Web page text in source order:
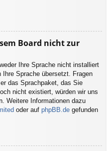
Board nicht zur
Ihre Sprache nicht installiert
Sprache übersetzt. Fragen
das Sprachpaket, das Sie
nicht existiert, würden wir uns
Weitere Informationen dazu
oder auf phpBB.de gefunden